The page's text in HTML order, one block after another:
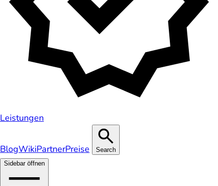
Leistungen
BlogWikiPartnerPreise
Search
Sidebar öffnen